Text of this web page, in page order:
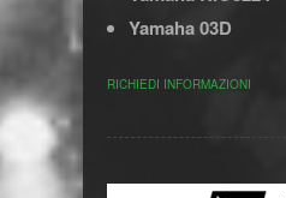
Yamaha 03D
RICHIEDI INFORMAZIONI